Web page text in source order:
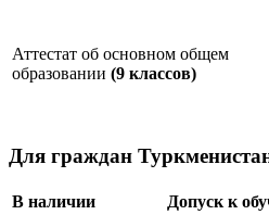
Аттестат об основном общем
образовании (9 классов)
Для граждан
В наличии Допуск к